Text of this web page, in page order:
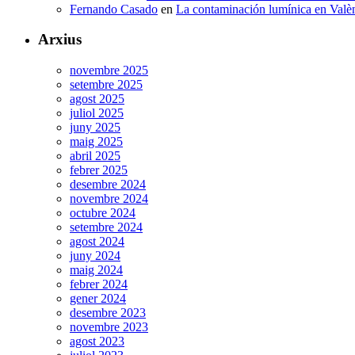
Fernando Casado en La contaminación lumínica en
Arxius
novembre 2025
setembre 2025
agost 2025
juliol 2025
juny 2025
maig 2025
abril 2025
febrer 2025
desembre 2024
novembre 2024
octubre 2024
setembre 2024
agost 2024
juny 2024
maig 2024
febrer 2024
gener 2024
desembre 2023
novembre 2023
agost 2023